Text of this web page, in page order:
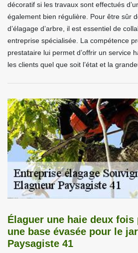
décoratif si les travaux sont effectués
également bien régulière. Pour être sûr
d’élagage d’arbre, il est essentiel de
entreprise spécialisée. La compétence
prestataire lui permet d’offrir un service
les clients quel que soit l’état et la
Élaguer une haie deux fois
une base évasée pour le
Paysagiste 41